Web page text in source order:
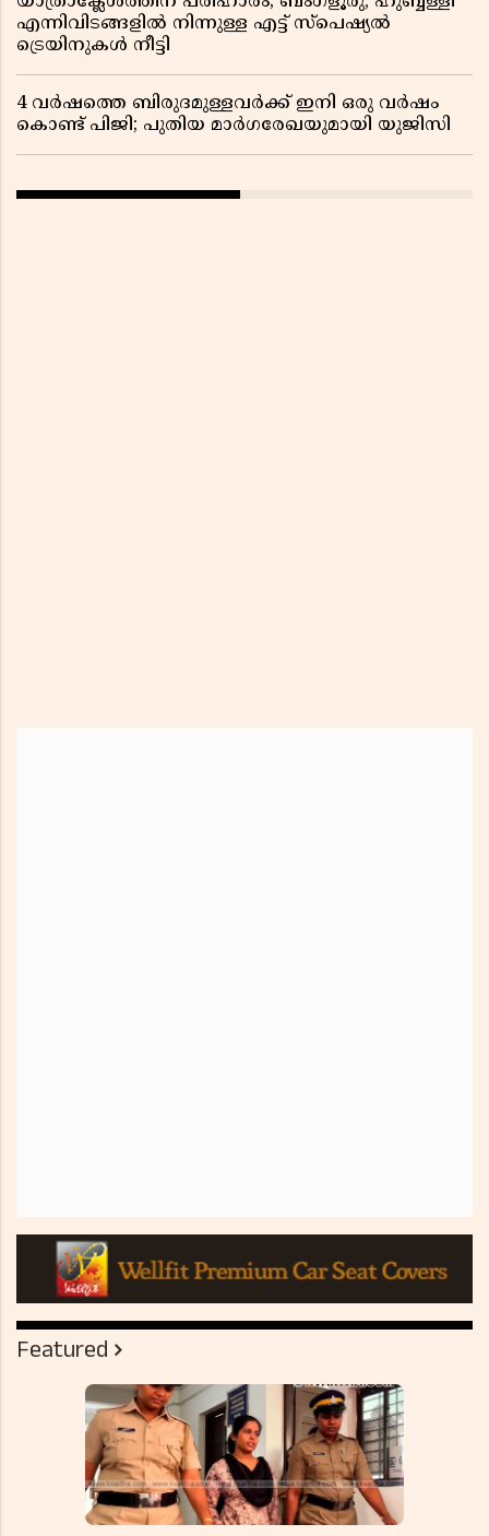
എന്നിവിടങ്ങളിൽ നിന്നുള്ള എട്ട് സ്പെഷ്യൽ
ട്രെയിനുകൾ നീട്ടി
4 വർഷത്തെ ബിരുദമുള്ളവർക്ക് ഇനി ഒരു വർഷം
കൊണ്ട് പിജി; പുതിയ മാർഗരേഖയുമായി യുജിസി
Featured